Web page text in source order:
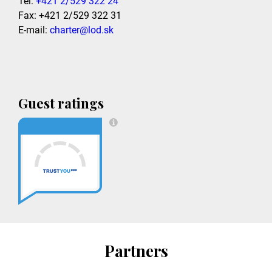
Fax: +421 2/529 322 31
E-mail: charter@lod.sk
Guest ratings
Partners